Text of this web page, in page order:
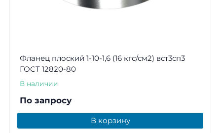
Фланец плоский 1-10-1,6 (16 кгс/см2) вст3сп3
ГОСТ 12820-80
В наличии
По запросу
В корзину